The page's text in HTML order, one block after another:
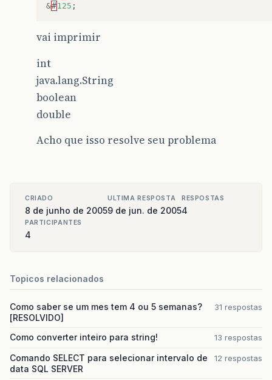
&#125 ;
vai imprimir
int
java.lang.String
boolean
double
Acho que isso resolve seu problema
CRIADO
8 de junho de 2005
ULTIMA RESPOSTA
9 de jun. de 2005
RESPOSTAS
4
PARTICIPANTES
4
Topicos relacionados
Como saber se um mes tem 4 ou 5 semanas?
[RESOLVIDO]
31 respostas
Como converter inteiro para string! 13 respostas
Comando SELECT para selecionar intervalo de
data SQL SERVER
12 respostas